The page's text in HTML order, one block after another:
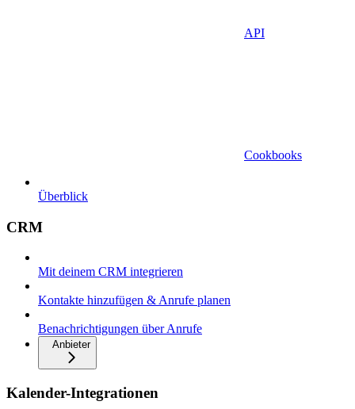
API
Cookbooks
Überblick
CRM
Mit deinem CRM integrieren
Kontakte hinzufügen & Anrufe planen
Benachrichtigungen über Anrufe
Anbieter
Kalender-Integrationen